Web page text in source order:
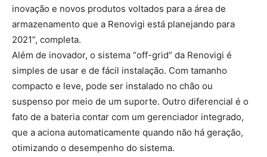
inovação e novos produtos voltados para a área de
armazenamento que a Renovigi está planejando para
2021”, completa.
Além de inovador, o sistema “off-grid” da Renovigi é
simples de usar e de fácil instalação. Com tamanho
compacto e leve, pode ser instalado no chão ou
suspenso por meio de um suporte. Outro diferencial é o
fato de a bateria contar com um gerenciador integrado,
que a aciona automaticamente quando não há geração,
otimizando o desempenho do sistema.